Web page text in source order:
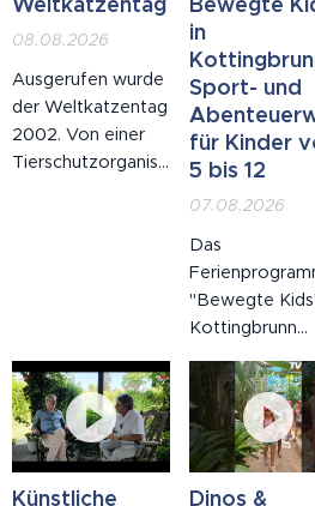
08.08.2026
Ausgerufen wurde
der Weltkatzentag
2002. Von einer
Tierschutzorganisation.
neuntausend
Jahren selbst auf
ihr Wohl
aufmerksam.
Meistens um vier
in
Sport- und
für Kinder
5 bis 12
07.08.2026
Das
"Bewegte
Kottingbrunn
für Kinder von
bis zwölf
betreut von
ausgebildeten
Künstliche
Dinos &